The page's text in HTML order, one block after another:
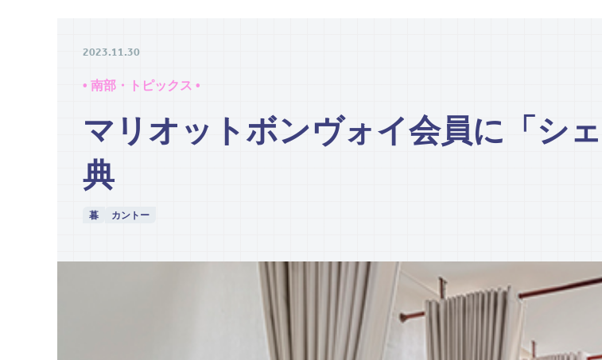
2023.11.30
• 南部・トピックス •
マリオットボンヴォイ会員に「シ
典
暮 カントー